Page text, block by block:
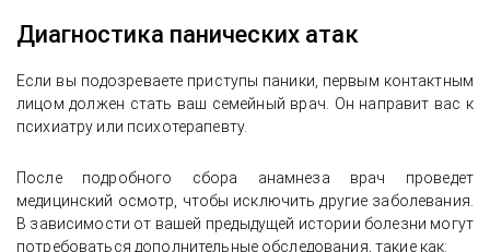
Диагностика панических атак
Если вы подозреваете приступы паники, первым контактным
лицом должен стать ваш семейный врач. Он направит вас к
психиатру или психотерапевту.
После подробного сбора анамнеза врач проведет
медицинский осмотр, чтобы исключить другие заболевания.
В зависимости от вашей предыдущей истории болезни могут
потребоваться дополнительные обследования, такие как: